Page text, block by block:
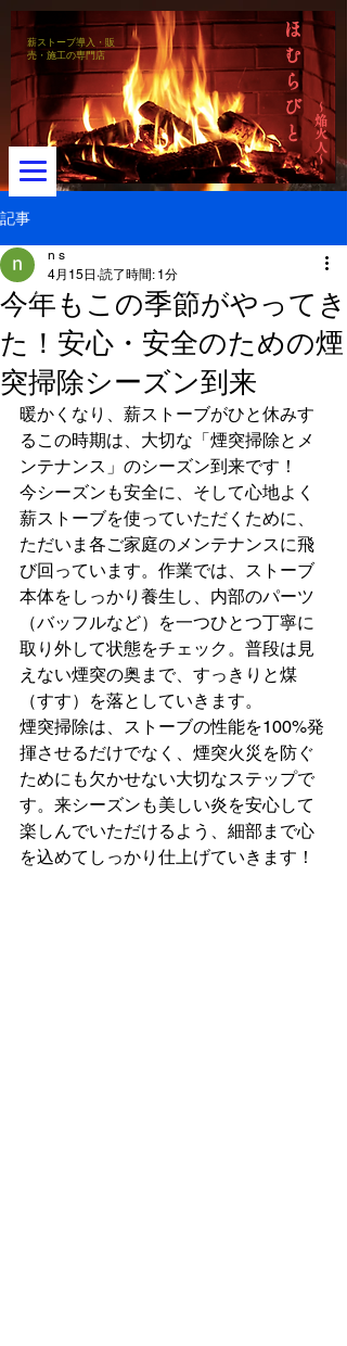
メニュー
薪ストーブ導入・販
売・施工の専門店
ほ
む
ら
び
と
～焔火人～
記事
今年もこの季節がやってき
た！安心・安全のための煙
突掃除シーズン到来
n s
4月15日 読了時間: 1分
暖かくなり、薪ストーブがひと休みす
るこの時期は、大切な「煙突掃除とメ
ンテナンス」のシーズン到来です！
今シーズンも安全に、そして心地よく
薪ストーブを使っていただくために、
ただいま各ご家庭のメンテナンスに飛
び回っています。作業では、ストーブ
本体をしっかり養生し、内部のパーツ
（バッフルなど）を一つひとつ丁寧に
取り外して状態をチェック。普段は見
えない煙突の奥まで、すっきりと煤
（すす）を落としていきます。
煙突掃除は、ストーブの性能を100%発
揮させるだけでなく、煙突火災を防ぐ
ためにも欠かせない大切なステップで
す。来シーズンも美しい炎を安心して
楽しんでいただけるよう、細部まで心
を込めてしっかり仕上げていきます！